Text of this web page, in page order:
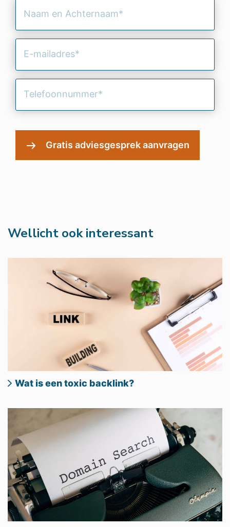
en
Achternaam
(Vereist)
mailadres
(Vereist)
(Vereist)
Wellicht ook interessant
Wat is een toxic backlink?